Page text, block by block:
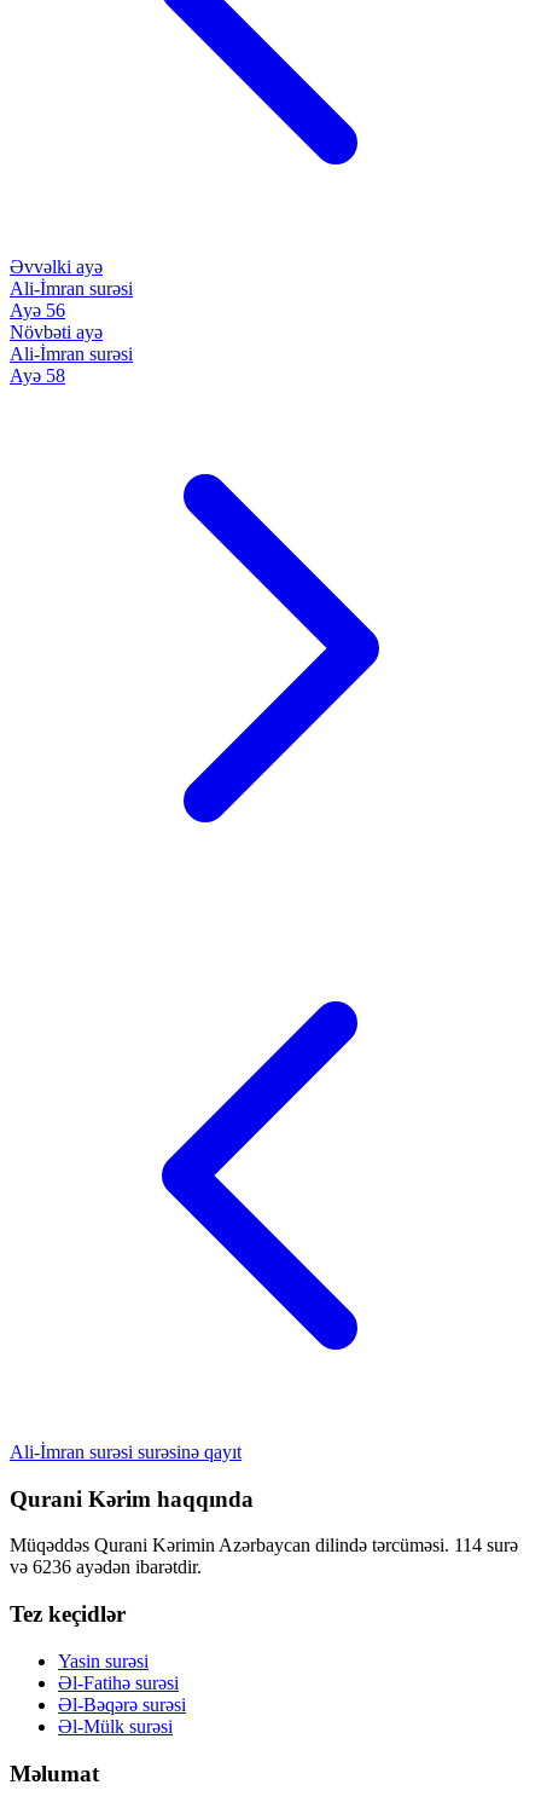
Əvvəlki ayə
Ali-İmran surəsi
Ayə 56
Növbəti ayə
Ali-İmran surəsi
Ayə 58
Ali-İmran surəsi surəsinə qayıt
Qurani Kərim haqqında
Müqəddəs Qurani Kərimin Azərbaycan dilində tərcüməsi. 114 surə
və 6236 ayədən ibarətdir.
Tez keçidlər
Yasin surəsi
Əl-Fatihə surəsi
Əl-Bəqərə surəsi
Əl-Mülk surəsi
Məlumat